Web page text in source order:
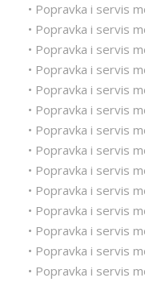
• Popravka i servis
• Popravka i servis
• Popravka i servis
• Popravka i servis
• Popravka i servis
• Popravka i servis
• Popravka i servis
• Popravka i servis
• Popravka i servis
• Popravka i servis
• Popravka i servis
• Popravka i servis
• Popravka i servis
• Popravka i servis